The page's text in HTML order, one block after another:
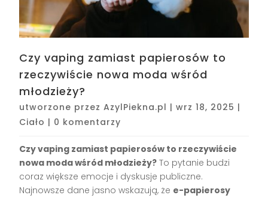
Czy vaping zamiast papierosów to
rzeczywiście nowa moda wśród
młodzieży?
utworzone przezAzylPiekna.pl |wrz 18, 2025 |
Ciało | 0 komentarzy
Czy vaping zamiast papierosów to rzeczywiście
nowa moda wśród młodzieży? To pytanie budzi
coraz większe emocje i dyskusje publiczne.
Najnowsze dane jasno wskazują, że e-papierosy